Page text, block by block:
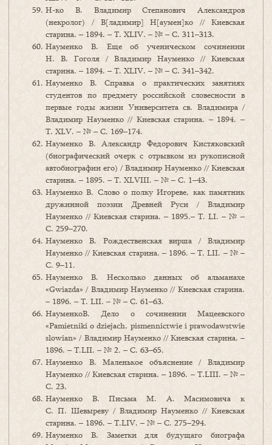
Н-ко В. Владимир Степанович Александров
(некролог) / В[ладимир] Н[аумен]ко // Киевская
старина. – 1894. – Т. ХLІV. – № – C. 311–313.
Науменко В. Еще об ученическом сочинении
Н. В. Гоголя / Владимир Науменко // Киевская
старина. – 1894. – Т. ХLІV. – № – C. 341–342.
Науменко В. Справка о практических занятиях
студентов по предмету российской словесности в
первые годы жизни Университета св. Владимира /
Владимир Науменко // Киевская старина. – 1894. –
Т. ХLV. – № – C. 169–174.
Науменко В. Александр Федорович Кистяковский
(биографический очерк с отрывком из рукописной
автобиографии его) / Владимир Науменко // Киевская
старина. – 1895. – Т. ХLVIII. – № – C. 1–43.
Науменко В. Слово о полку Игореве, как памятник
дружинной поэзии Древней Руси / Владимир
Науменко // Киевская старина. – 1895.– Т. LI. – № –
C. 259–270.
Науменко В. Рождественская вирша / Владимир
Науменко // Киевская старина. – 1896. – Т. LII. – № –
C. 9–11.
Науменко В. Несколько данных об альманахе
«Gwiazda» / Владимир Науменко // Киевская старина.
– 1896. – Т. LII. – № – C. 61–63.
НауменкоВ. Дело о сочинении Мацеевского
«Pamietniki o dziejach, pismennictwie i prawodawstwie
slowian» / Владимир Науменко // Киевская старина. –
1896. – Т.LII. – № 2. – C. 63–65.
Науменко В. Маленькое объяснение / Владимир
Науменко // Киевская старина. – 1896. – Т.LIII. – № –
C. 23.
Науменко В. Письма М. А. Масимовича к
С. П. Шевыреву / Владимир Науменко // Киевская
старина. – 1896. – Т.LIV. – № – C. 275–294.
Науменко В. Заметки для будущаго биографа